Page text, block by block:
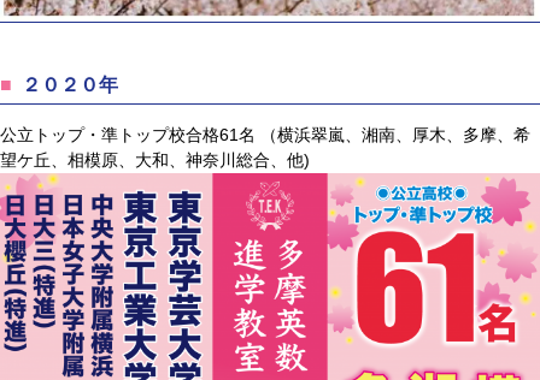
２０２０年
公立トップ・準トップ校合格61名 （横浜翠嵐、湘南、厚木、多摩、希
望ケ丘、相模原、大和、神奈川総合、他)